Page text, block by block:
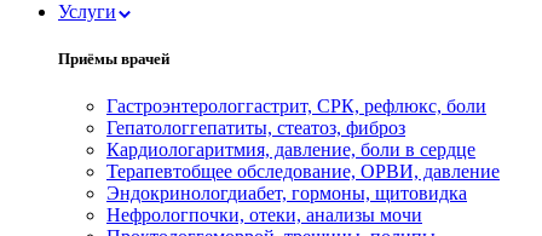
Услуги
Приёмы врачей
Гастроэнтерологгастрит, СРК, рефлюкс, боли
Гепатологгепатиты, стеатоз, фиброз
Кардиологаритмия, давление, боли в сердце
Терапевтобщее обследование, ОРВИ, давление
Эндокринологдиабет, гормоны, щитовидка
Нефрологпочки, отеки, анализы мочи